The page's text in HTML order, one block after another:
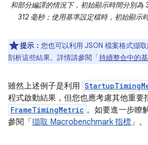
和部分編譯的情況下，初始顯示時間分別為
312 毫秒；使用基準設定檔時，初始顯示
提示： 您也可以利用 JSON 檔案格式擷
剖析這些結果。詳情請參閱「持續整合中的
雖然上述例子是利用
程式啟動結果，但您也應考慮其他重要
FrameTimingMetric 。如要進一步瞭
參閱「 擷取 Macrobenchmark 指標」。